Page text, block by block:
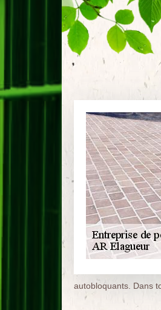
autobloquants. Dans